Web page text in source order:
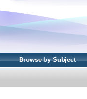
Browse by Subject